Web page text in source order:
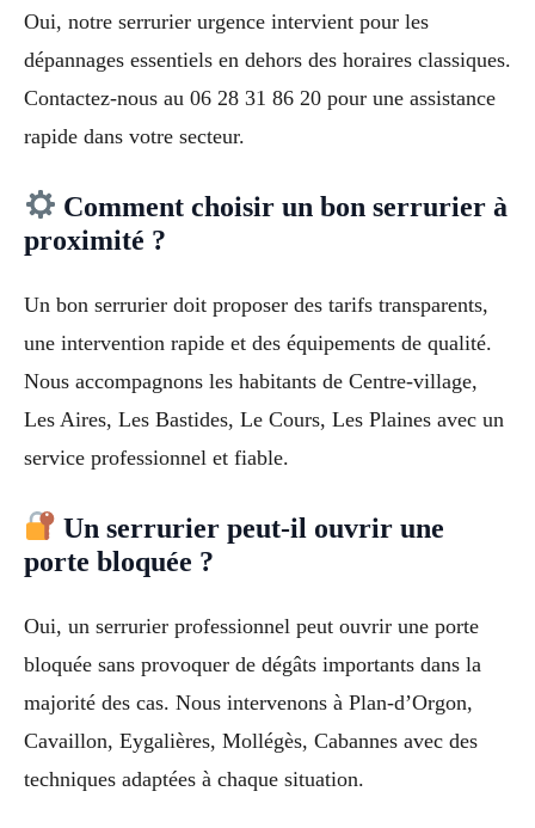
Oui, notre serrurier urgence intervient pour les
dépannages essentiels en dehors des horaires classiques.
Contactez-nous au 06 28 31 86 20 pour une assistance
rapide dans votre secteur.
Comment choisir un bon serrurier à
proximité ?
Un bon serrurier doit proposer des tarifs transparents,
une intervention rapide et des équipements de qualité.
Nous accompagnons les habitants de Centre-village,
Les Aires, Les Bastides, Le Cours, Les Plaines avec un
service professionnel et fiable.
Un serrurier peut-il ouvrir une
porte bloquée ?
Oui, un serrurier professionnel peut ouvrir une porte
bloquée sans provoquer de dégâts importants dans la
majorité des cas. Nous intervenons à Plan-d’Orgon,
Cavaillon, Eygalières, Mollégès, Cabannes avec des
techniques adaptées à chaque situation.